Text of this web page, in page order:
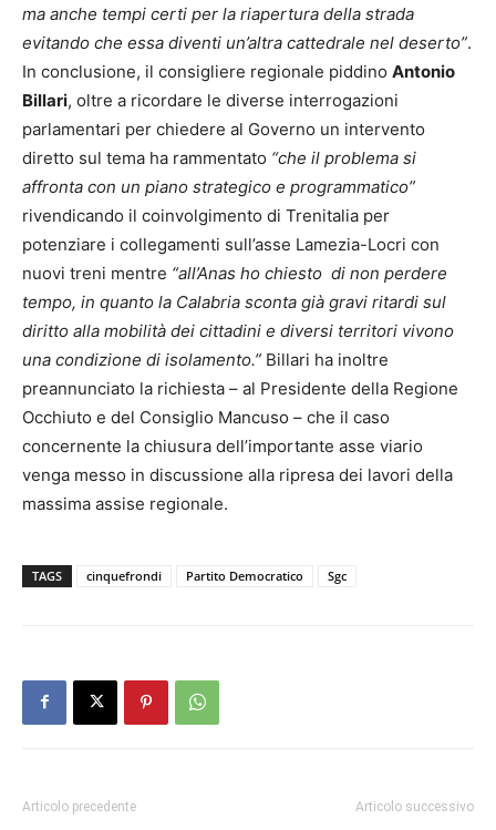
ma anche tempi certi per la riapertura della strada
evitando che essa diventi un’altra cattedrale nel deserto”.
In conclusione, il consigliere regionale piddino Antonio
Billari, oltre a ricordare le diverse interrogazioni
parlamentari per chiedere al Governo un intervento
diretto sul tema ha rammentato “che il problema si
affronta con un piano strategico e programmatico”
rivendicando il coinvolgimento di Trenitalia per
potenziare i collegamenti sull’asse Lamezia-Locri con
nuovi treni mentre “all’Anas ho chiesto di non perdere
tempo, in quanto la Calabria sconta già gravi ritardi sul
diritto alla mobilità dei cittadini e diversi territori vivono
una condizione di isolamento.” Billari ha inoltre
preannunciato la richiesta – al Presidente della Regione
Occhiuto e del Consiglio Mancuso – che il caso
concernente la chiusura dell’importante asse viario
venga messo in discussione alla ripresa dei lavori della
massima assise regionale.
TAGS cinquefrondi Partito Democratico Sgc
Articolo precedente Articolo successivo